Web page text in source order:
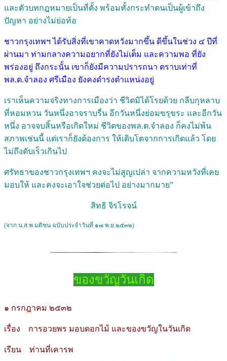
และตัวบทกฎหมายเป็นที่ตั้ง พร้อมทั้งกระทำตนเป็นผู้เข้าถึง
ปัญหา อย่างไม่ย่อท้อ
ชาวกรุงเทพฯ ได้รับสิ่งที่เขาคาดหวังมากขึ้น ดีขึ้นในช่วง ๔ ปีที่
ผ่านมา ท่ามกลางความอยากที่ยังไม่เต็ม และความพอ ที่ยัง
พร่องอยู่ ถึงกระนั้น เขาก็ยังมีความปรารถนา ตราบเท่าที่
พล.ต.จำลอง ศรีเมือง ยังคงดำรงตำแหน่งอยู่
เราเห็นความจริงทางการเมืองว่า ชีวิตมิได้โรยด้วย กลีบกุหลาบ
ที่หอมหวน วันหนึ่งอาจราบรื่น อีกวันหนึ่งย่อมขรุขระ และอีกวัน
หนึ่ง อาจจบสิ้นหรือเกิดใหม่ ชีวิตของพล.ต.จำลอง ก็คงไม่พ้น
สภาพเช่นนี้ แต่เราก็ยังต้องการ ให้เติบโตจากการเกิดแล้ว โดย
ไม่ถึงดับเร็วเกินไป
ศรัทธาของชาวกรุงเทพฯ คงจะไม่สูญเปล่า จากความหวังที่เคย
มอบให้ และคงจะเอาใจช่วยต่อไป อย่างมากมาย”
สิทธิ จิรโรจน์
(จาก น.ส.พ.มติชน ฉบับประจำวันที่ ๑๗ พ.ย.๒๕๓๒)
ของขวัญวันเกิด
๑ กรกฎาคม ๒๕๓๒
เรื่อง การอวยพร มอบดอกไม้ และของขวัญในวันเกิด
เรียน ท่านที่เคารพ